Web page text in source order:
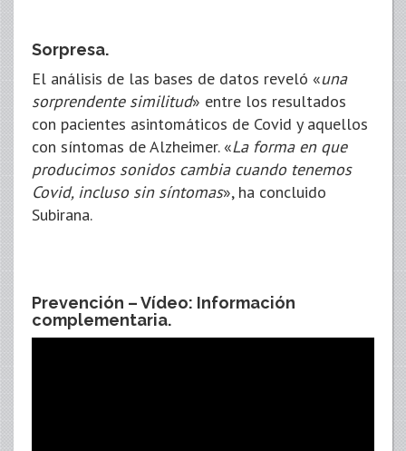
Sorpresa.
El análisis de las bases de datos reveló «una
sorprendente similitud» entre los resultados
con pacientes asintomáticos de Covid y aquellos
con síntomas de Alzheimer. «La forma en que
producimos sonidos cambia cuando tenemos
Covid, incluso sin síntomas», ha concluido
Subirana.
Prevención – Vídeo: Información
complementaria.